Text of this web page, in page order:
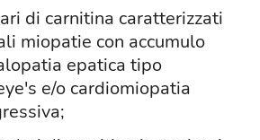
di carnitina caratterizzati
miopatie con accumulo
epatica tipo
e/o cardiomiopatia